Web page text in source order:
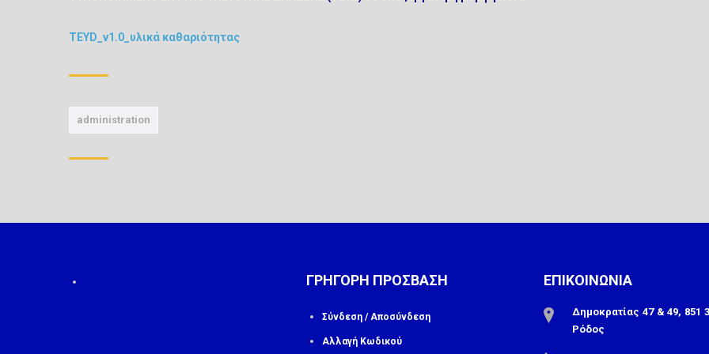
TEYD_v1.0_υλικά καθαριότητας
administration
ΓΡΗΓΟΡΗ ΠΡΟΣΒΑΣΗ
Σύνδεση / Αποσύνδεση
Αλλαγή Κωδικού
ΕΠΙΚΟΙΝΩΝΙΑ
Δημοκρατίας 47 & 49, 851
Ρόδος